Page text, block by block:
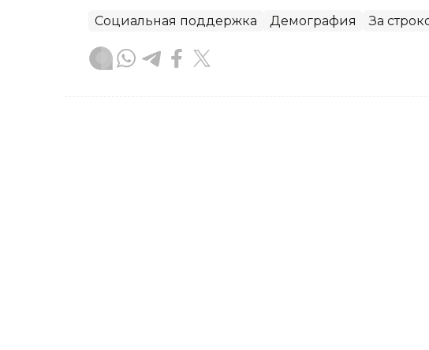
Социальная поддержка Демография За